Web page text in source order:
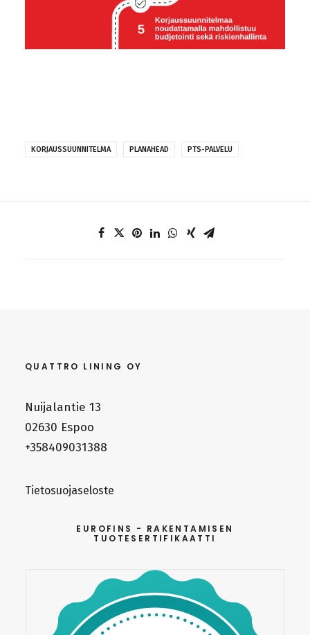
KORJAUSSUUNNITELMA PLANAHEAD PTS-PALVELU
QUATTRO LINING OY
Nuijalantie 13
02630 Espoo
+358409031388
Tietosuojaseloste
EUROFINS - RAKENTAMISEN
TUOTESERTIFIKAATTI